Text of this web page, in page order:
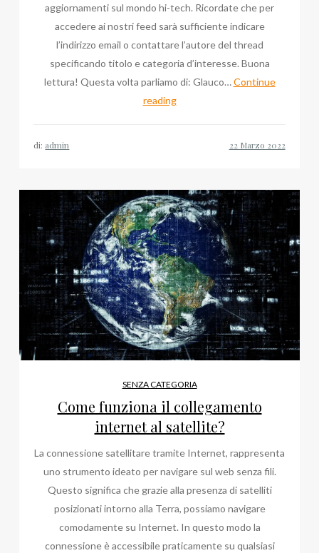
aggiornamenti sul mondo hi-tech. Ricordate che per
accedere ai nostri feed sarà sufficiente indicare
l’indirizzo email o contattare l’autore del thread
specificando titolo e categoria d’interesse. Buona
lettura! Questa volta parliamo di: Glauco…Continue
readingGlauco
che
ne
abbiamo
parlato
di: admin
SENZA CATEGORIA
Come funziona il collegamento
internet al satellite?
La connessione satellitare tramite Internet, rappresenta
uno strumento ideato per navigare sul web senza fili.
Questo significa che grazie alla presenza di satelliti
posizionati intorno alla Terra, possiamo navigare
comodamente su Internet. In questo modo la
connessione è accessibile praticamente su qualsiasi